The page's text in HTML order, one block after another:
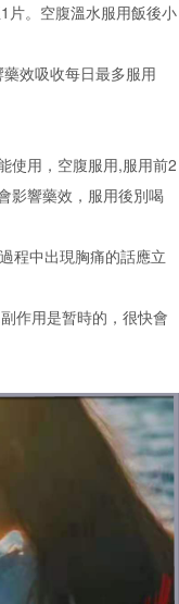
片。空腹溫水服用飯後小
效吸收每日最多服用
使用，空腹服用,服用前2
影響藥效，服用後別喝
程中出現胸痛的話應立
作用是暂時的，很快會